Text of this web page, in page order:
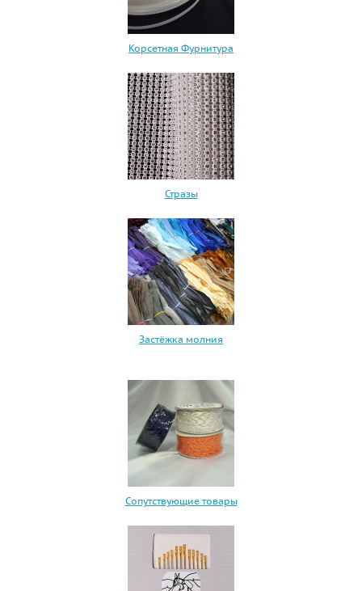
Корсетная Фурнитура
Стразы
Застёжка молния
Сопутствующие товары